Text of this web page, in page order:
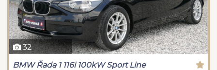
32
BMW Řada 1 116i 100kW Sport Line